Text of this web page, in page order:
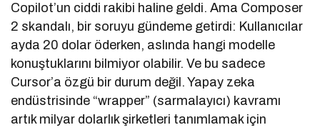
Copilot’un ciddi rakibi haline geldi. Ama Composer
2 skandalı, bir soruyu gündeme getirdi: Kullanıcılar
ayda 20 dolar öderken, aslında hangi modelle
konuştuklarını bilmiyor olabilir. Ve bu sadece
Cursor’a özgü bir durum değil. Yapay zeka
endüstrisinde “wrapper” (sarmalayıcı) kavramı
artık milyar dolarlık şirketleri tanımlamak için